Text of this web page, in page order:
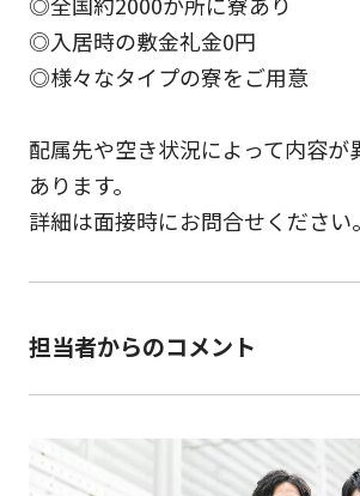
◎入居時の敷金礼金0円
◎様々なタイプの寮をご用意
配属先や空き状況によって内容が
あります。
詳細は面接時にお問合せください。
担当者からのコメント